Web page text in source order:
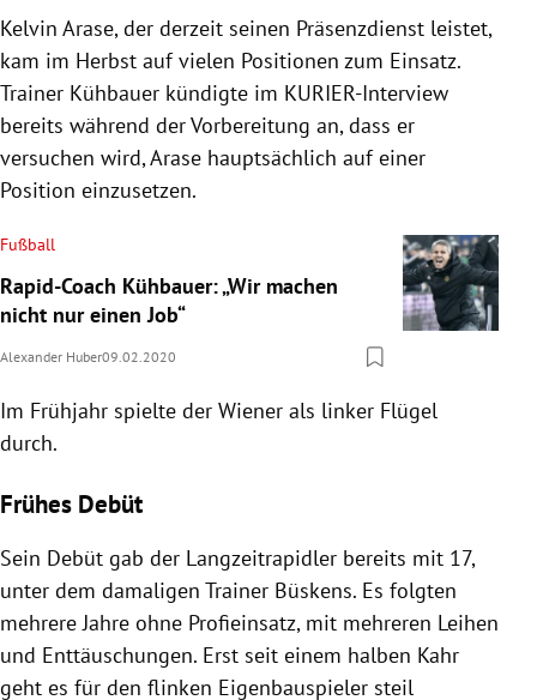
Kelvin Arase, der derzeit seinen Präsenzdienst leistet,
kam im Herbst auf vielen Positionen zum Einsatz.
Trainer Kühbauer kündigte im KURIER-Interview
bereits während der Vorbereitung an, dass er
versuchen wird, Arase hauptsächlich auf einer
Position einzusetzen.
Fußball
Rapid-Coach Kühbauer: „Wir machen
nicht nur einen Job“
Alexander Huber09.02.2020
Im Frühjahr spielte der Wiener als linker Flügel
durch.
Frühes Debüt
Sein Debüt gab der Langzeitrapidler bereits mit 17,
unter dem damaligen Trainer Büskens. Es folgten
mehrere Jahre ohne Profieinsatz, mit mehreren Leihen
und Enttäuschungen. Erst seit einem halben Kahr
geht es für den flinken Eigenbauspieler steil